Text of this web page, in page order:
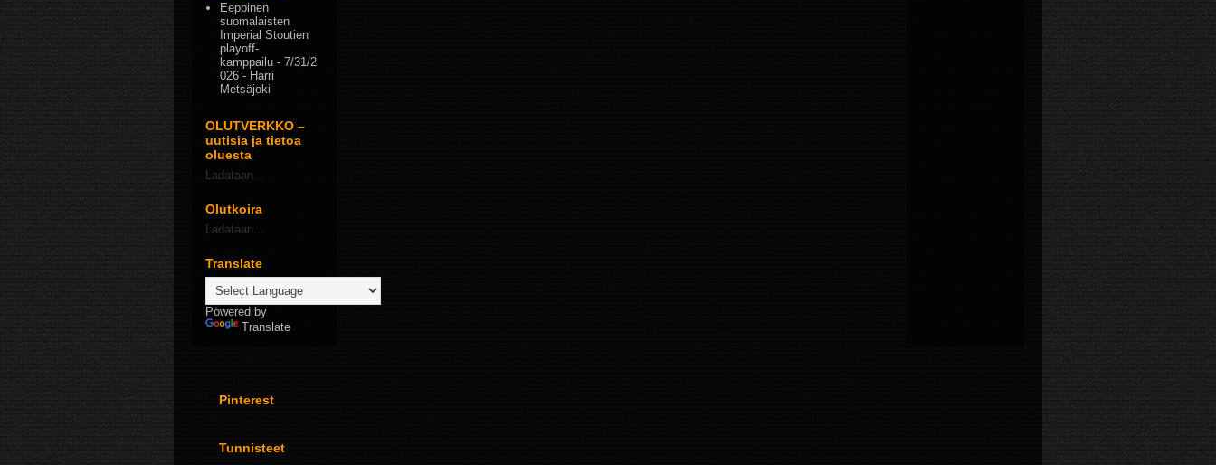
Eeppinen
suomalaisten
Imperial Stoutien
playoff-
kamppailu - 7/31/2
026 - Harri
Metsäjoki
OLUTVERKKO –
uutisia ja tietoa
oluesta
Ladataan...
Olutkoira
Ladataan...
Translate
Powered by
Translate
Pinterest
Tunnisteet